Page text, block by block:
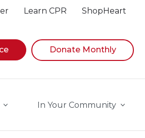
Learn CPR ShopHeart
while focused, press Down
Donate Monthly
In Your Community